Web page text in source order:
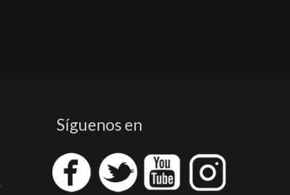
Síguenos en